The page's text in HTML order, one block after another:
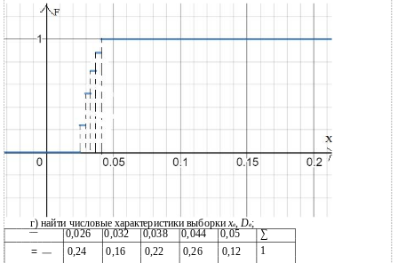
г) найти числовые характеристики выборки хв,Dв;
0,026
0,032 0,038 0,044 0,05
∑
1
= 0,24 0,16 0,22 0,26 0,12